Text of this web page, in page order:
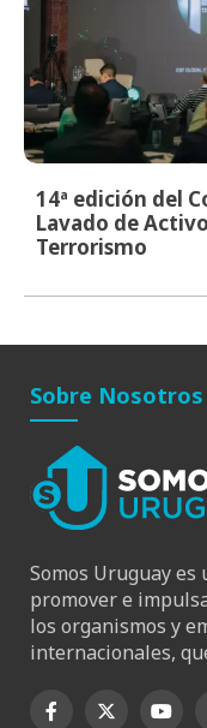
14ª edición del
Lavado de
Terrorismo
Sobre Nosotros
Somos Uruguay
promover e
los organismos y
internacionales,